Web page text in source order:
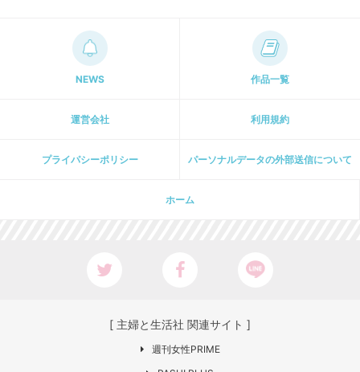
NEWS 作品一覧
運営会社 利用規約
プライパシーポリシー パーソナルデータの外部送信について
ホーム
[ 主婦と生活社 関連サイト ]
週刊女性PRIME